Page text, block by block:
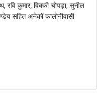
रवि कुमार, विक्की चोपड़ा, सुनील
सहित अनेकों कालोनीवासी